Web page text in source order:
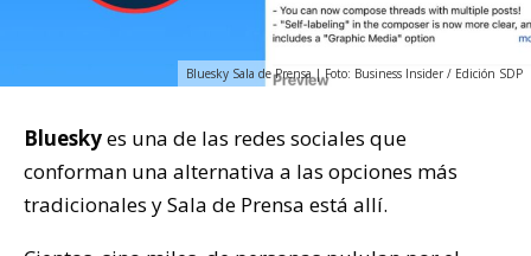
Bluesky Sala de Prensa | Foto: Business Insider / Edición SDP
Blueskyes una de las redes sociales que
conforman una alternativa a las opciones más
tradicionales y Sala de Prensa está allí.